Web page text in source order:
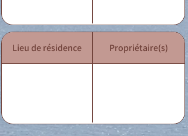
Lieu de résidence Propriétaire(s)